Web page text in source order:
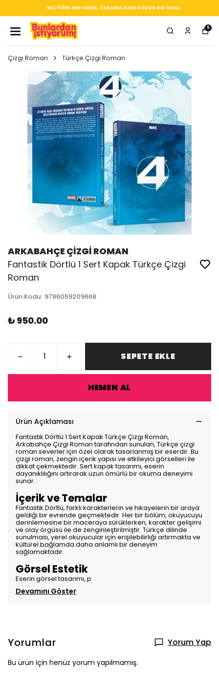
SEÇTIĞIN HER ÜRÜN, TARZINA DAIR KÜÇÜK BIR IMZA
0
Çizgi Roman Türkçe Çizgi Roman
ARKABAHÇE ÇİZGİ ROMAN
Fantastik Dörtlü 1 Sert Kapak Türkçe Çizgi
Roman
Ürün Kodu: 9786059209668
₺ 950.00
SEPETE EKLE
HEMEN AL
Ürün Açıklaması
Fantastik Dörtlü 1 Sert Kapak Türkçe Çizgi Roman,
Arkabahçe Çizgi Roman tarafından sunulan, Türkçe çizgi
roman severler için özel olarak tasarlanmış bir eserdir. Bu
çizgi roman, zengin içerik yapısı ve etkileyici görselleri ile
dikkat çekmektedir. Sert kapak tasarımı, eserin
dayanıklılığını artırarak uzun ömürlü bir okuma deneyimi
sunar.
İçerik ve Temalar
Fantastik Dörtlü, farklı karakterlerin ve hikayelerin bir araya
geldiği bir evrende geçmektedir. Her bir bölüm, okuyucuyu
derinlemesine bir maceraya sürüklerken, karakter gelişimi
ve olay örgüsü ile de zenginleştirilmiştir. Türkçe dilinde
sunulması, yerel okuyucular için erişilebilirliği artırmakta ve
kültürel bağlamda daha anlamlı bir deneyim
sağlamaktadır.
Görsel Estetik
Eserin görsel tasarımı, p
Devamını Göster
Yorumlar Yorum Yap
Bu ürün için henüz yorum yapılmamış.